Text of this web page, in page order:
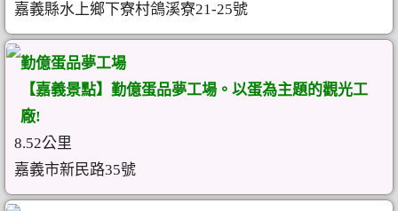
嘉義縣水上鄉下寮村鴿溪寮21-25號
勤億蛋品夢工場
【嘉義景點】勤億蛋品夢工場。以蛋為主題的觀光工
廠!
8.52公里
嘉義市新民路35號